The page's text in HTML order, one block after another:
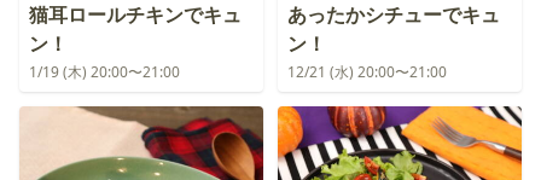
猫耳ロールチキンでキュ
ン！
1/19 (木) 20:00〜21:00
あったかシチューでキュ
ン！
12/21 (水) 20:00〜21:00